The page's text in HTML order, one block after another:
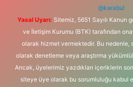
@karabul
Yasal Uyarı: Sitemiz, 5651 Sayılı Kanun
ve İletişim Kurumu (BTK) tarafından
olarak hizmet vermektedir. Bu
olarak denetleme veya araştırma
Ancak, üyelerimiz yazdıkları içeriklerin
siteye üye olarak bu sorumluluğu kabul